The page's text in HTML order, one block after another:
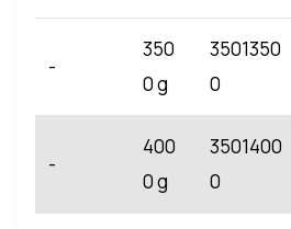
-
350
0 g
3501350
0
-
400
0 g
3501400
0